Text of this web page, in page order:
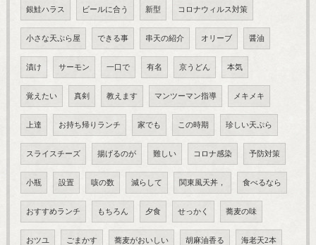
銀鮭ハラス ビールに合う 新型 コロナウィルス対策
小さな天ぷら屋 できる事 串天の紹介 オリーブ 醤油
漬け サーモン 一口で 有名 京うどん 本気
覚えたい 真剣 教えます マンツーマン指導 メキメキ
上達 お持ち帰りランチ 家でも この時期 珍しい天ぷら
スライスチーズ 揚げるのが 難しい コロナ感染 予防対策
小瓶 設置 咳の数 減らして 関東風天丼， 食べるなら
おすすめランチ もちろん 夕食 せっかく 蕎麦の味
おツユ ごまかす 蕎麦がおいしい 胡麻油香る 海老天2本